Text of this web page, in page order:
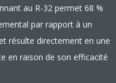
au R-32 permet 68 %
par rapport à un
résulte directement en une
en raison de son efficacité